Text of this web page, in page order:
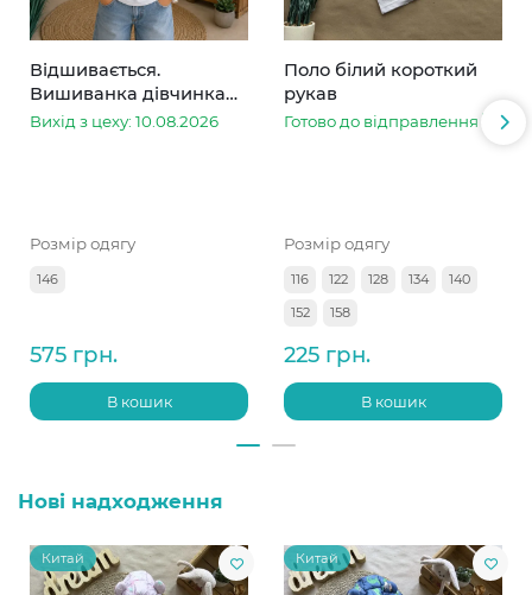
Відшивається.
Вишиванка дівчинка
колоски
Вихід з цеху: 10.08.2026
Розмір одягу
146
575 грн.
В кошик
Поло білий короткий
рукав
Готово до відправлення
Розмір одягу
116 122 128 134
140
152
158
225 грн.
В кошик
Нові надходження
Китай Китай